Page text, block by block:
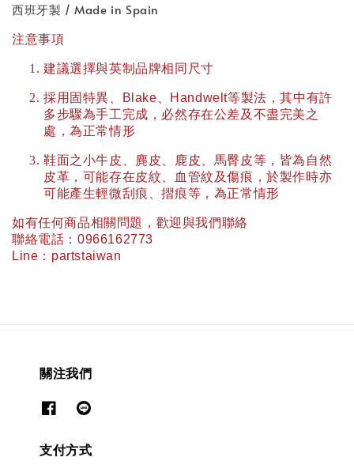
西班牙製 / Made in Spain
注意事項
建議選擇與英制品牌相同尺寸
採用固特異、 Blake Handwelt等製法，其中有許
多步驟為手工完成，必然存在公差及不盡完美之
處，為正常情形
鞋面之小牛皮、麂皮、鹿皮、馬臀皮等，皆為自然
皮革，可能存在皮紋、血管紋及傷痕，於製作時亦
可能產生輕微刮痕、摺痕等，為正常情形
如有任何商品相關問題，歡迎與我們聯絡
聯絡電話： 0966162773
Line ： partstaiwan
關注我們
支付方式